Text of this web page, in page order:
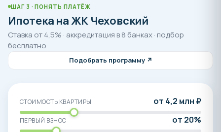
ШАГ 3 · ПОНЯТЬ ПЛАТЁЖ
Ипотека на ЖК Чеховский
Ставка от 4,5% · аккредитация в 8 банках · подбор
бесплатно
Подобрать программу ↗
СТОИМОСТЬ КВАРТИРЫ от 4,2 млн ₽
ПЕРВЫЙ ВЗНОС от 20%